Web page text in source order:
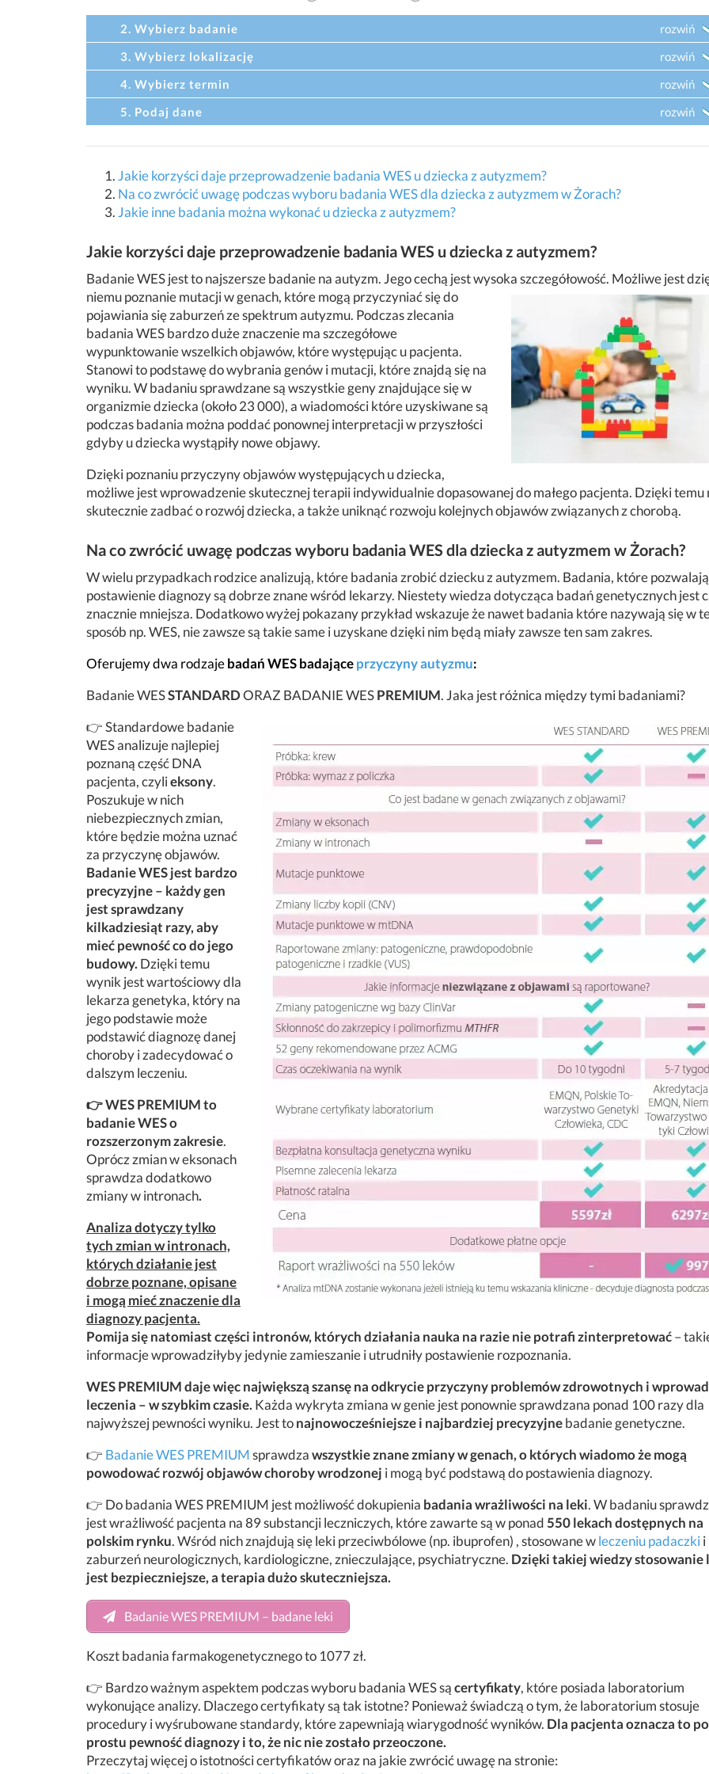
2. Wybierz badanie
rozwiń
3. Wybierz lokalizację
rozwiń
4. Wybierz termin
rozwiń
5. Podaj dane
rozwiń
Jakie korzyści daje przeprowadzenie badania WES u dziecka z autyzmem?
Na co zwrócić uwagę podczas wyboru badania WES dla dziecka z autyzmem w Żorach?
Jakie inne badania można wykonać u dziecka z autyzmem?
Jakie korzyści daje przeprowadzenie badania WES u dziecka z autyzmem?
Badanie WES jest to najszersze badanie na autyzm. Jego cechą jest wysoka szczegółowość. Możliwe jest
niemu poznanie mutacji w genach, któremogą przyczyniać się do
pojawiania się zaburzeń ze spektrum autyzmu. Podczas zlecania
badania WES bardzo duże znaczenie ma szczegółowe
wypunktowanie wszelkich objawów, które występując u pacjenta.
Stanowi to podstawę do wybrania genów i mutacji, które znajdą się na
wyniku. W badaniu sprawdzane są wszystkie geny znajdujące się w
organizmie dziecka (około 23 000), a wiadomości które uzyskiwane są
podczas badania można poddać ponownej interpretacji w przyszłości
gdyby u dziecka wystąpiły nowe objawy.
Dzięki poznaniu przyczyny objawów występujących u dziecka,
możliwe jest wprowadzenie skutecznej terapii indywidualnie dopasowanej do małego pacjenta. Dzięki temu
skutecznie zadbać o rozwój dziecka, a także uniknąć rozwoju kolejnych objawów związanych z chorobą.
Na co zwrócić uwagę podczas wyboru badania WES dla dziecka z autyzmem w Żorach?
W wielu przypadkach rodzice analizują, które badania zrobić dziecku z autyzmem. Badania, które
postawienie diagnozy są dobrze znane wśród lekarzy. Niestety wiedza dotycząca badań genetycznych jest
znacznie mniejsza. Dodatkowo wyżej pokazany przykład wskazuje że nawet badania które nazywają się w
sposób np. WES, nie zawsze są takie same i uzyskane dzięki nim będą miały zawsze ten sam zakres.
Oferujemy dwa rodzajebadań WES badająceprzyczyny autyzmu:
Badanie WESSTANDARDORAZ BADANIE WESPREMIUM. Jaka jest różnica między tymi badaniami?
👉 Standardowe badanie
WES analizuje najlepiej
poznaną część DNA
pacjenta, czylieksony.
Poszukuje w nich
niebezpiecznych zmian,
które będzie można uznać
za przyczynę objawów.
Badanie WES jest bardzo
precyzyjne – każdy gen
jest sprawdzany
kilkadziesiąt razy, aby
mieć pewność co do jego
budowy. Dzięki temu
wynik jest wartościowy dla
lekarza genetyka, który na
jego podstawie może
podstawić diagnozę danej
choroby i zadecydować o
dalszym leczeniu.
👉 WES PREMIUM to
badanie WES o
rozszerzonym zakresie.
Oprócz zmian w eksonach
sprawdza dodatkowo
zmiany w intronach.
Analiza dotyczy tylko
tych zmian w intronach,
których działanie jest
dobrze poznane, opisane
i mogą mieć znaczenie dla
diagnozy pacjenta.
Pomija się natomiast części intronów, których działania nauka na razie nie potrafi zinterpretować–
informacje wprowadziłyby jedynie zamieszanie i utrudniły postawienie rozpoznania.
WES PREMIUM daje więc największą szansę na odkrycie przyczyny problemów zdrowotnych i
leczenia – w szybkim czasie. Każda wykryta zmiana w genie jest ponownie sprawdzana ponad 100 razy dla
najwyższej pewności wyniku. Jest tonajnowocześniejsze i najbardziej precyzyjnebadanie genetyczne.
👉 Badanie WES PREMIUMsprawdzawszystkie znane zmiany w genach, o których wiadomo że mogą
powodować rozwój objawów choroby wrodzonej i mogą być podstawą do postawienia diagnozy.
👉 Do badania WES PREMIUM jest możliwość dokupienia badania wrażliwości na leki. W badaniu
jest wrażliwość pacjenta na 89 substancji leczniczych, które zawarte są w ponad550 lekach dostępnych na
polskim rynku. Wśród nich znajdują się leki przeciwbólowe (np. ibuprofen) , stosowane wleczeniu padaczkii
zaburzeń neurologicznych, kardiologiczne, znieczulające, psychiatryczne. Dzięki takiej wiedzy stosowanie
jest bezpieczniejsze, a terapia dużo skuteczniejsza.
Badanie WES PREMIUM – badane leki
Koszt badania farmakogenetycznego to 1077 zł.
👉 Bardzo ważnym aspektem podczas wyboru badania WES sącertyfikaty, które posiada laboratorium
wykonujące analizy. Dlaczego certyfikaty są tak istotne? Ponieważ świadczą o tym, że laboratorium stosuje
procedury i wyśrubowane standardy, które zapewniają wiarygodność wyników. Dla pacjenta oznacza to po
prostu pewność diagnozy i to, że nic nie zostało przeoczone.
Przeczytaj więcej o istotności certyfikatów oraz na jakie zwrócić uwagę na stronie: